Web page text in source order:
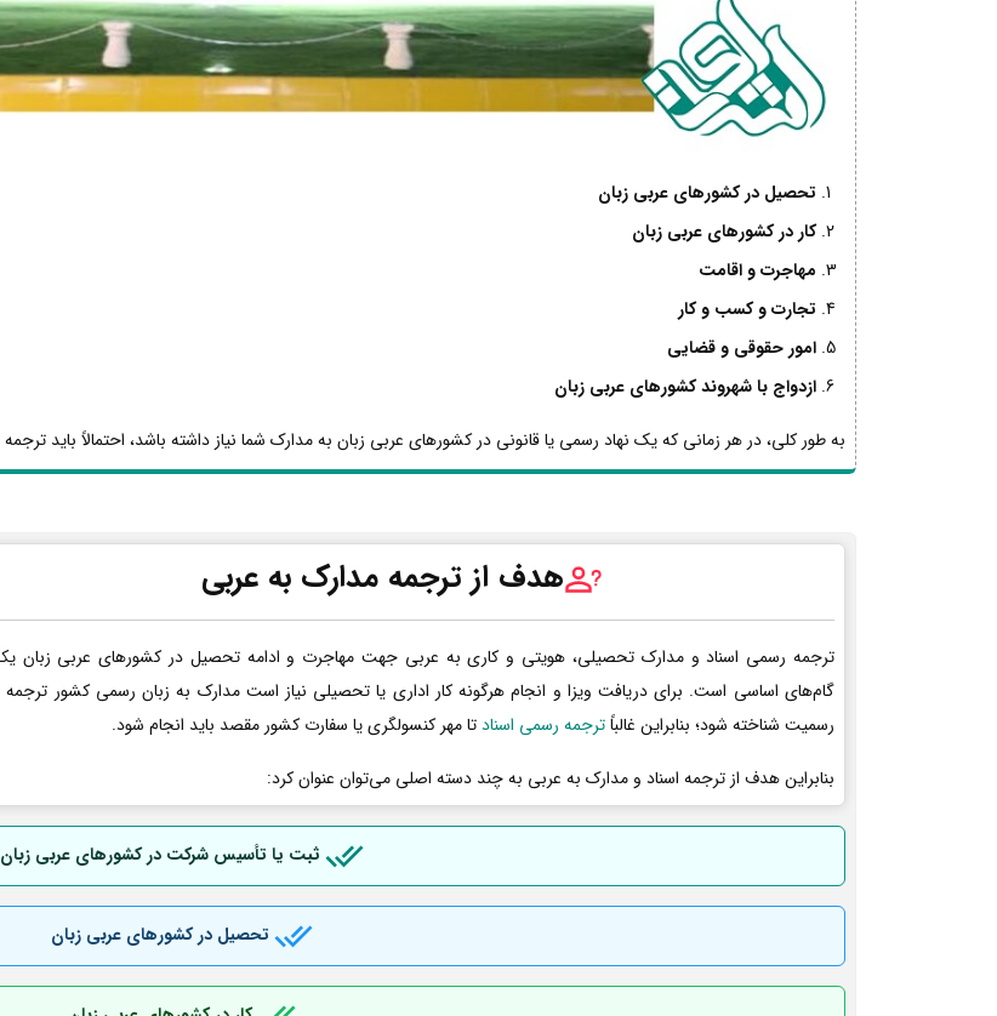
تحصیل در کشورهای عربی زبان
کار در کشورهای عربی زبان
مهاجرت و اقامت
تجارت و کسب و کار
امور حقوقی و قضایی
ازدواج با شهروند کشورهای عربی زبان
به طور کلی، در هر زمانی که یک نهاد رسمی یا قانونی در کشورهای عربی زبان به مدارک شما نیاز داشته باشد، احتمالاً باید
هدف از ترجمه مدارک به عربی
ترجمه رسمی اسناد و مدارک تحصیلی، هویتی و کاری به عربی جهت مهاجرت و ادامه تحصیل در کشورهای عربی زبان
گام‌های اساسی است. برای دریافت ویزا و انجام هرگونه کار اداری یا تحصیلی نیاز است مدارک به زبان رسمی کشور
رسمیت شناخته شود؛ بنابراین غالباًترجمه رسمی اسنادتا مهر کنسولگری یا سفارت کشور مقصد باید انجام شود.
بنابراین هدف از ترجمه اسناد و مدارک به عربی به چند دسته اصلی می‌توان عنوان کرد:
ثبت یا تأسیس شرکت در کشورهای عربی زبان
تحصیل در کشورهای عربی زبان